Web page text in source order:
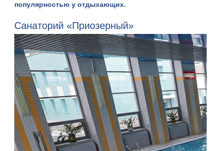
популярностью у отдыхающих.
Санаторий «Приозерный»